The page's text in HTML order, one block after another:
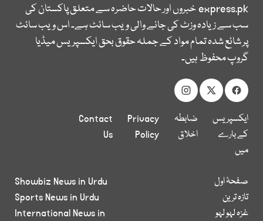
express.pkخبروں اور حالات حاضرہ سے متعلق پاکستان کی
سب سے زیادہ وزٹ کی جانے والی ویب سائٹ ہے۔ اس ویب سائٹ
پر شائع شدہ تمام مواد کے جملہ حقوق بحق ایکسپریس میڈیا
گروپ محفوظ ہیں۔
ایکسپریس
کے بارے
میں
ضابطہ
اخلاق
Privacy
Policy
Contact
Us
صفحۂ اول
تازہ ترین
غزہ لہو لہو
Showbiz News in Urdu
Sports News in Urdu
International News in